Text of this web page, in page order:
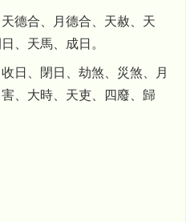
德合、月德合、天赦、天
、天馬、成日。
日、閉日、劫煞、災煞、月
、大時、天吏、四廢、歸